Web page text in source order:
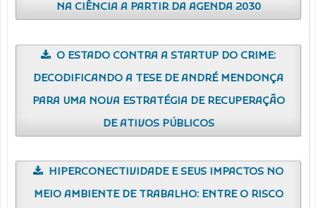
NA CIÊNCIA A PARTIR DA AGENDA 2030
O ESTADO CONTRA A STARTUP DO CRIME:
DECODIFICANDO A TESE DE ANDRÉ MENDONÇA
PARA UMA NOVA ESTRATÉGIA DE RECUPERAÇÃO
DE ATIVOS PÚBLICOS
HIPERCONECTIVIDADE E SEUS IMPACTOS NO
MEIO AMBIENTE DE TRABALHO: ENTRE O RISCO